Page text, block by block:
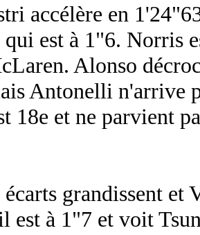
accélère en
est à 1"6. Norris
Alonso
Antonelli n'arrive
18e et ne parvient
grandissent et
est à 1"7 et voit